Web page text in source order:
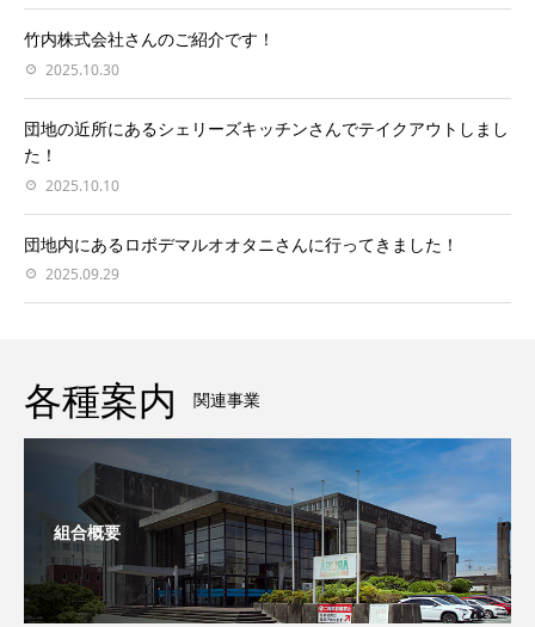
竹内株式会社さんのご紹介です！
2025.10.30
団地の近所にあるシェリーズキッチンさんでテイクアウトしまし
た！
2025.10.10
団地内にあるロボデマルオオタニさんに行ってきました！
2025.09.29
各種案内 関連事業
組合概要